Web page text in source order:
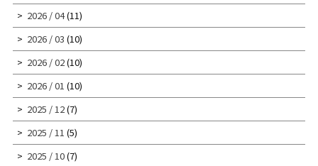
2026 / 04(11)
2026 / 03 (10)
2026 / 02(10)
2026 / 01 (10)
2025 / 12(7)
2025 / 11 (5)
2025 / 10(7)